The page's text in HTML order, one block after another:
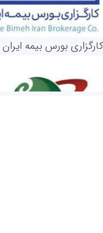
کارگزاری بورس بیمه ایران